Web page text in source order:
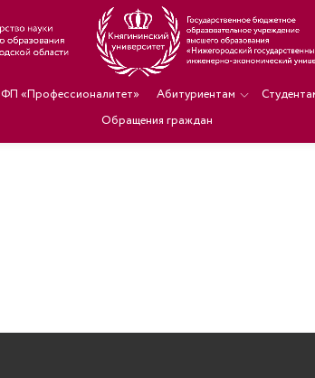
ФП «Профессионалитет» Абитуриентам
Обращения граждан